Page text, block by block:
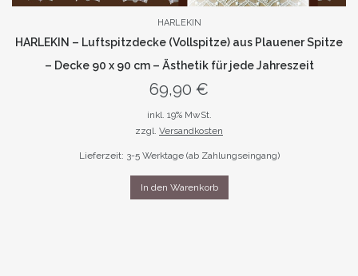
HARLEKIN
HARLEKIN – Luftspitzdecke (Vollspitze) aus Plauener Spitze
– Decke 90 x 90 cm – Ästhetik für jede Jahreszeit
69,90 €
inkl. 19% MwSt.
zzgl. Versandkosten
Lieferzeit: 3-5 Werktage (ab Zahlungseingang)
In den Warenkorb